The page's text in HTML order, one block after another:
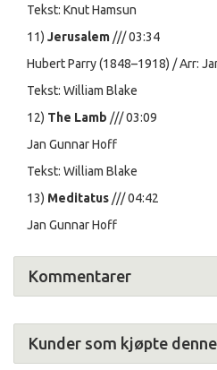
Tekst: Knut Hamsun
11) Jerusalem /// 03:34
Hubert Parry (1848–1918) / Arr:
Tekst: William Blake
12) The Lamb /// 03:09
Jan Gunnar Hoff
Tekst: William Blake
13) Meditatus /// 04:42
Jan Gunnar Hoff
Kommentarer
Kunder som kjøpte